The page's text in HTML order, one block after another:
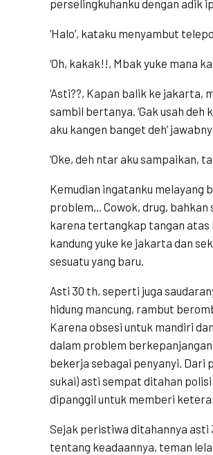
perselingkuhanku dengan adik
‘Halo’, kataku menyambut
‘Oh, kakak!!, Mbak yuke mana
‘Asti??, Kapan balik ke jakarta,
sambil bertanya. ‘Gak usah
aku kangen banget deh’
‘Oke, deh ntar aku sampaikan,
Kemudian ingatanku melayang
problem,.. Cowok, drug,
karena tertangkap tangan atas
kandung yuke ke jakarta dan
sesuatu yang baru.
Asti 30 th, seperti juga
hidung mancung, rambut
Karena obsesi untuk mandiri
dalam problem
bekerja sebagai penyanyi. Dari
sukai) asti sempat ditahan
dipanggil untuk memberi
Sejak peristiwa ditahannya asti
tentang keadaannya, teman